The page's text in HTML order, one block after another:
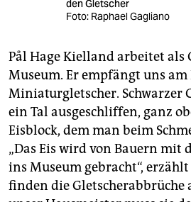
den Gletscher
Foto: Raphael Gagliano
Pål Hage Kielland arbeitet als
Museum. Er empfängt uns
Miniaturgletscher. Schwarzer
ein Tal ausgeschliffen, ganz
Eisblock, dem man beim
„Das Eis wird von Bauern mit
ins Museum gebracht“,
finden die Gletscherabbrüche